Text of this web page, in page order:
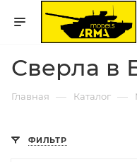
Сверла в
Главная — Каталог —
ФИЛЬТР